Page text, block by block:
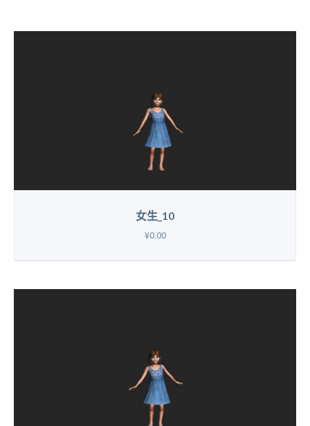
女生_10
¥0.00